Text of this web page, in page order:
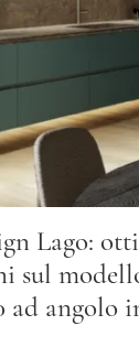
Lago:
sul
ad angolo